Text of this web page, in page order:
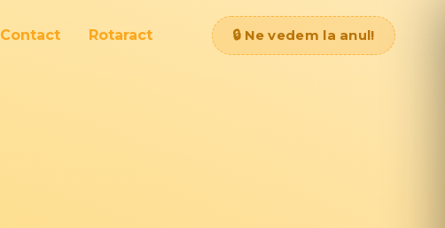
Contact Rotaract 🔒 Ne vedem la anul!